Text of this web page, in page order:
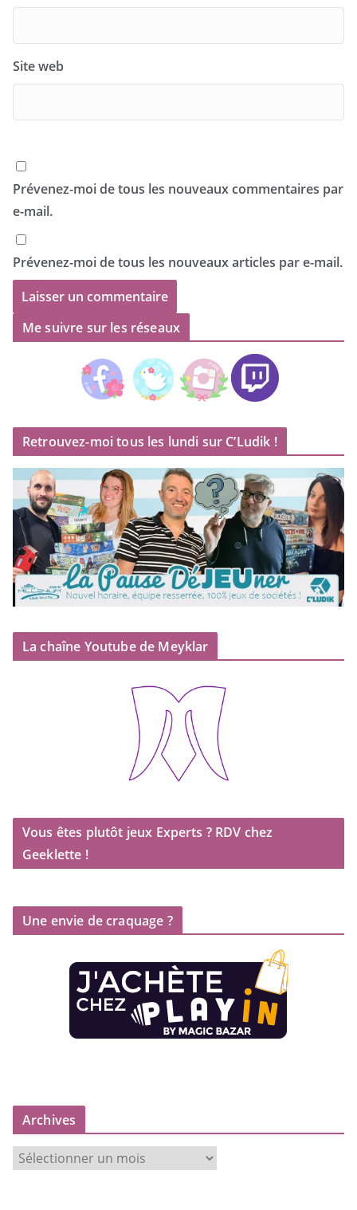
Site web
Prévenez-moi de tous les nouveaux commentaires par
e-mail.
Prévenez-moi de tous les nouveaux articles par e-mail.
Me suivre sur les réseaux
Retrouvez-moi tous les lundi sur C’Ludik !
La chaîne Youtube de Meyklar
Vous êtes plutôt jeux Experts ? RDV chez
Geeklette !
Une envie de craquage ?
Archives